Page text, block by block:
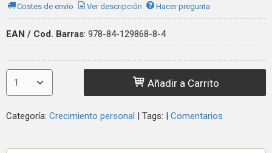
Costes de envío Ver descripción Hacer pregunta
EAN / Cod. Barras: 978-84-129868-8-4
Añadir a Carrito
Categoría: Crecimiento personal | Tags: | Comentarios